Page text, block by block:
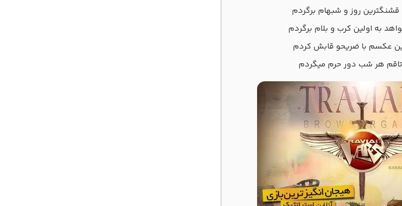
قشنگترین روز و شبهام برگردم
به اولین کرب و بلام برگردم
عکسم با ضریحو قابش کردم
هر شب دور حرم میگردم